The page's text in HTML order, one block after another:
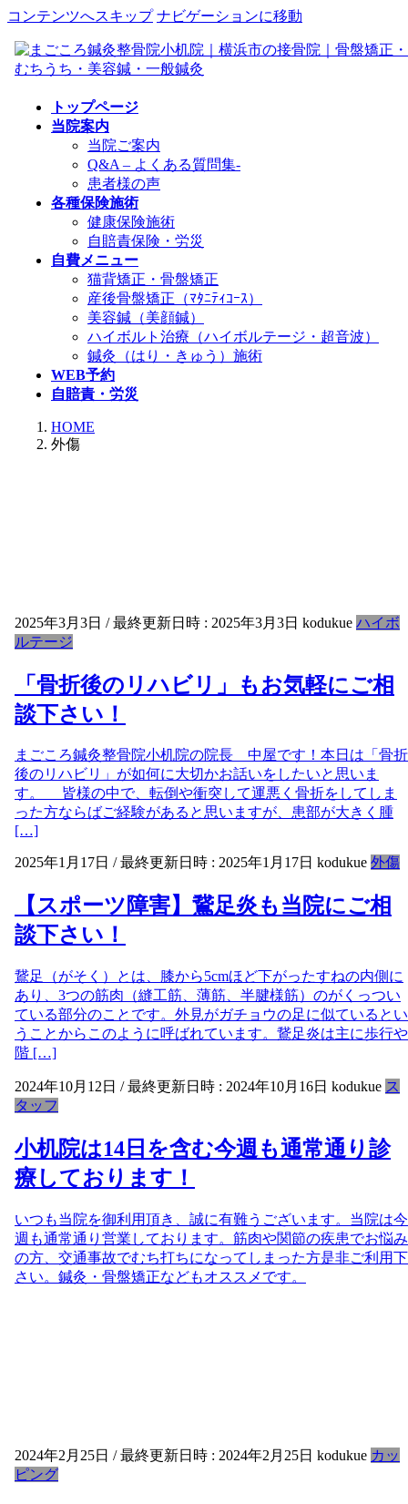
コンテンツへスキップ ナビゲーションに移動
トップページ
当院案内
当院ご案内
Q&A – よくある質問集-
患者様の声
各種保険施術
健康保険施術
自賠責保険・労災
自費メニュー
猫背矯正・骨盤矯正
産後骨盤矯正（ﾏﾀﾆﾃｨｺｰｽ）
美容鍼（美顔鍼）
ハイボルト治療（ハイボルテージ・超音波）
鍼灸（はり・きゅう）施術
WEB予約
自賠責・労災
HOME
外傷
2025年3月3日 / 最終更新日時 : 2025年3月3日 kodukue ハイボ
ルテージ
「骨折後のリハビリ」もお気軽にご相
談下さい！
まごころ鍼灸整骨院小机院の院長 中屋です！本日は「骨折
後のリハビリ」が如何に大切かお話いをしたいと思いま
す。 皆様の中で、転倒や衝突して運悪く骨折をしてしま
った方ならばご経験があると思いますが、患部が大きく腫
[…]
2025年1月17日 / 最終更新日時 : 2025年1月17日 kodukue 外傷
【スポーツ障害】鵞足炎も当院にご相
談下さい！
鵞足（がそく）とは、膝から5cmほど下がったすねの内側に
あり、3つの筋肉（縫工筋、薄筋、半腱様筋）のがくっつい
ている部分のことです。外見がガチョウの足に似ているとい
うことからこのように呼ばれています。鵞足炎は主に歩行や
階 […]
2024年10月12日 / 最終更新日時 : 2024年10月16日 kodukue ス
タッフ
小机院は14日を含む今週も通常通り診
療しております！
いつも当院を御利用頂き、誠に有難うございます。当院は今
週も通常通り営業しております。筋肉や関節の疾患でお悩み
の方、交通事故でむち打ちになってしまった方是非ご利用下
さい。鍼灸・骨盤矯正などもオススメです。
2024年2月25日 / 最終更新日時 : 2024年2月25日 kodukue カッ
ピング